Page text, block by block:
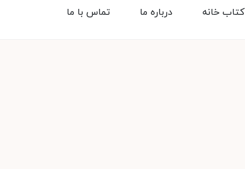
تماس با ما درباره ما کتاب خانه